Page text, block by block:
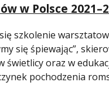
w Polsce
szkolenie
się śpiewając”,
świetlicy oraz w
pochodzenia